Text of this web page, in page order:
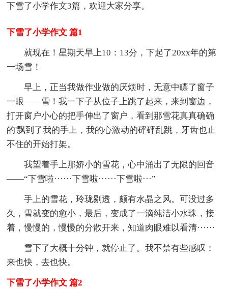
下雪了小学作文3篇，欢迎大家分享。
下雪了小学作文 篇1
就现在！星期天早上10：13分，下起了20xx年的第
一场雪！
早上，正当我做作业做的厌烦时，无意中瞟了窗子
一眼——雪！我一下子从位子上跳了起来，来到窗边，
打开窗户小心的把手伸出了窗户，看到那雪花真真确确
的'飘到了我的手上，我的心激动的砰砰乱跳，牙齿也止
不住的开始打架。
我望着手上那娇小的雪花，心中涌出了无限的回音
——“下雪啦······下雪啦······下雪啦···”
手上的雪花，玲珑剔透，颇有水晶之风。可没过多
久，雪就变的愈小，最后，变成了一滴纯洁小水珠，接
着，慢慢的，慢慢的分散开来，知道肉眼难以看清······
雪下了大概十分钟，就停止了。我不禁有些感叹：
来也快，去也快。
下雪了小学作文 篇2